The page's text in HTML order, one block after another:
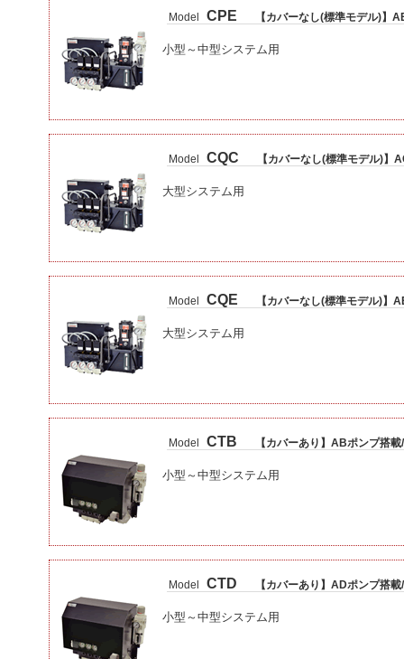
Model CPE 【カバーなし(標準モデル)】
小型～中型システム用
Model CQC 【カバーなし(標準モデル)】
大型システム用
Model CQE 【カバーなし(標準モデル)】
大型システム用
Model CTB 【カバーあり】ABポンプ搭
小型～中型システム用
Model CTD 【カバーあり】ADポンプ搭
小型～中型システム用